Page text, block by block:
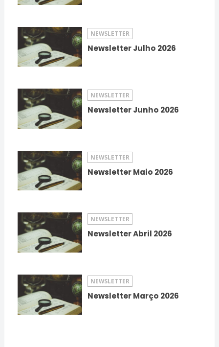
NEWSLETTER
Newsletter Julho 2026
NEWSLETTER
Newsletter Junho 2026
NEWSLETTER
Newsletter Maio 2026
NEWSLETTER
Newsletter Abril 2026
NEWSLETTER
Newsletter Março 2026